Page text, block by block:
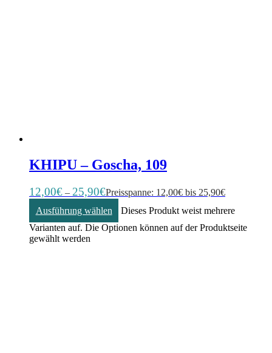
KHIPU – Goscha, 109
12,00€ – 25,90€Preisspanne: 12,00€ bis 25,90€
Ausführung wählen
Dieses Produkt weist mehrere
Varianten auf. Die Optionen können auf der Produktseite
gewählt werden